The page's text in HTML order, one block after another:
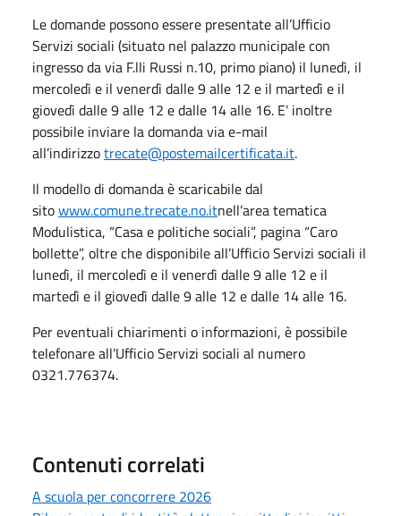
Le domande possono essere presentate all’Ufficio
Servizi sociali (situato nel palazzo municipale con
ingresso da via F.lli Russi n.10, primo piano) il lunedì, il
mercoledì e il venerdì dalle 9 alle 12 e il martedì e il
giovedì dalle 9 alle 12 e dalle 14 alle 16. E’ inoltre
possibile inviare la domanda via e-mail
all’indirizzotrecate@postemailcertificata.it.
Il modello di domanda è scaricabile dal
sitowww.comune.trecate.no.itnell’area tematica
Modulistica, “Casa e politiche sociali”, pagina “Caro
bollette”, oltre che disponibile all’Ufficio Servizi sociali il
lunedì, il mercoledì e il venerdì dalle 9 alle 12 e il
martedì e il giovedì dalle 9 alle 12 e dalle 14 alle 16.
Per eventuali chiarimenti o informazioni, è possibile
telefonare all’Ufficio Servizi sociali al numero
0321.776374.
Contenuti correlati
A scuola per concorrere 2026